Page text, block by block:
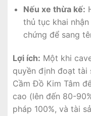
Nếu xe thừa kế:
thủ tục khai
chứng để sang
Lợi ích: Một khi
quyền định đoạt tài
Cầm Đồ Kim Tâm
cao (lên đến 80-
pháp 100%, và tài